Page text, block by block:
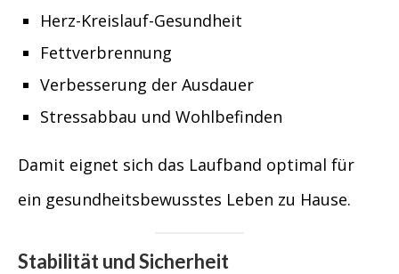
Herz-Kreislauf-Gesundheit
Fettverbrennung
Verbesserung der Ausdauer
Stressabbau und Wohlbefinden
Damit eignet sich das Laufband optimal für
ein gesundheitsbewusstes Leben zu Hause.
Stabilität und Sicherheit